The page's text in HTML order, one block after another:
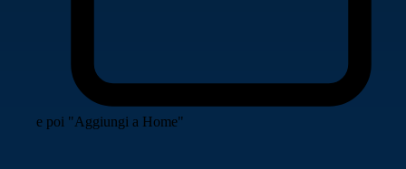
e poi "Aggiungi a Home"